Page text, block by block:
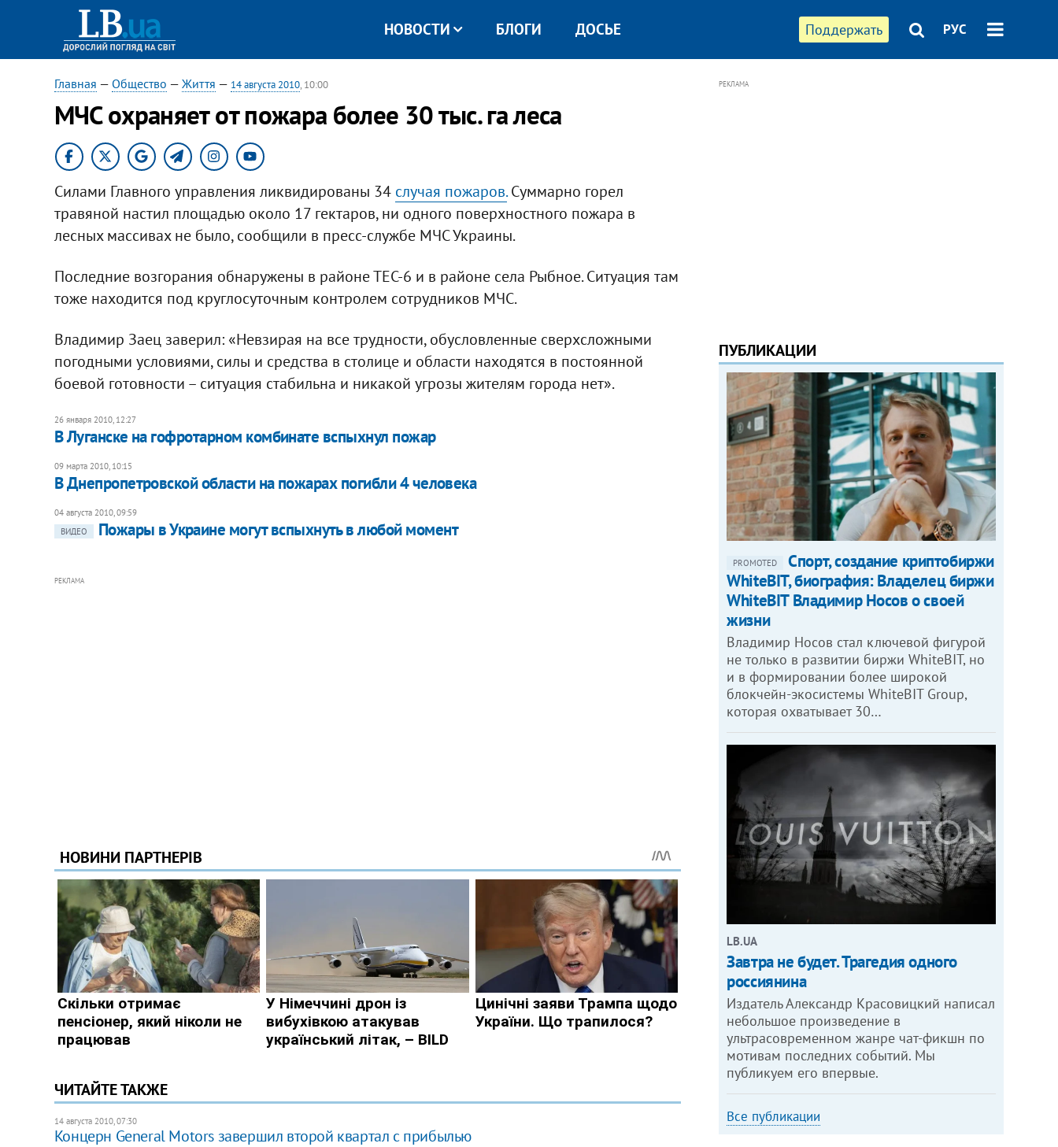
Поддержать РУС
НОВОСТИ БЛОГИ ДОСЬЕ
Главная — Общество — Життя — 14 августа 2010, 10:00
МЧС охраняет от пожара более 30 тыс. га леса
Силами Главного управления ликвидированы 34 случая пожаров.Суммарно горел
травяной настил площадью около 17 гектаров, ни одного поверхностного пожара в
лесных массивах не было, сообщили в пресс-службе МЧС Украины.
Последние возгорания обнаружены в районе ТЕС-6 и в районе села Рыбное. Ситуация там
тоже находится под круглосуточным контролем сотрудников МЧС.
Владимир Заец заверил: «Невзирая на все трудности, обусловленные сверхсложными
погодными условиями, силы и средства в столице и области находятся в постоянной
боевой готовности – ситуация стабильна и никакой угрозы жителям города нет».
26 января 2010, 12:27
В Луганске на гофротарном комбинате вспыхнул пожар
09 марта 2010, 10:15
В Днепропетровской области на пожарах погибли 4 человека
04 августа 2010, 09:59
ВИДЕО
Пожары в Украине могут вспыхнуть в любой момент
РЕКЛАМА
ЧИТАЙТЕ ТАКЖЕ
14 августа 2010, 07:30
Концерн General Motors завершил второй квартал с прибылью
РЕКЛАМА
ПУБЛИКАЦИИ
PROMOTED
Спорт, создание криптобиржи
WhiteBIT, биография: Владелец биржи
WhiteBIT Владимир Носов о своей
жизни
Владимир Носов стал ключевой фигурой
не только в развитии биржи WhiteBIT, но
и в формировании более широкой
блокчейн-экосистемы WhiteBIT Group,
которая охватывает 30…
LB.UA
Завтра не будет. Трагедия одного
россиянина
Издатель Александр Красовицкий написал
небольшое произведение в
ультрасовременном жанре чат-фикшн по
мотивам последних событий. Мы
публикуем его впервые.
Все публикации